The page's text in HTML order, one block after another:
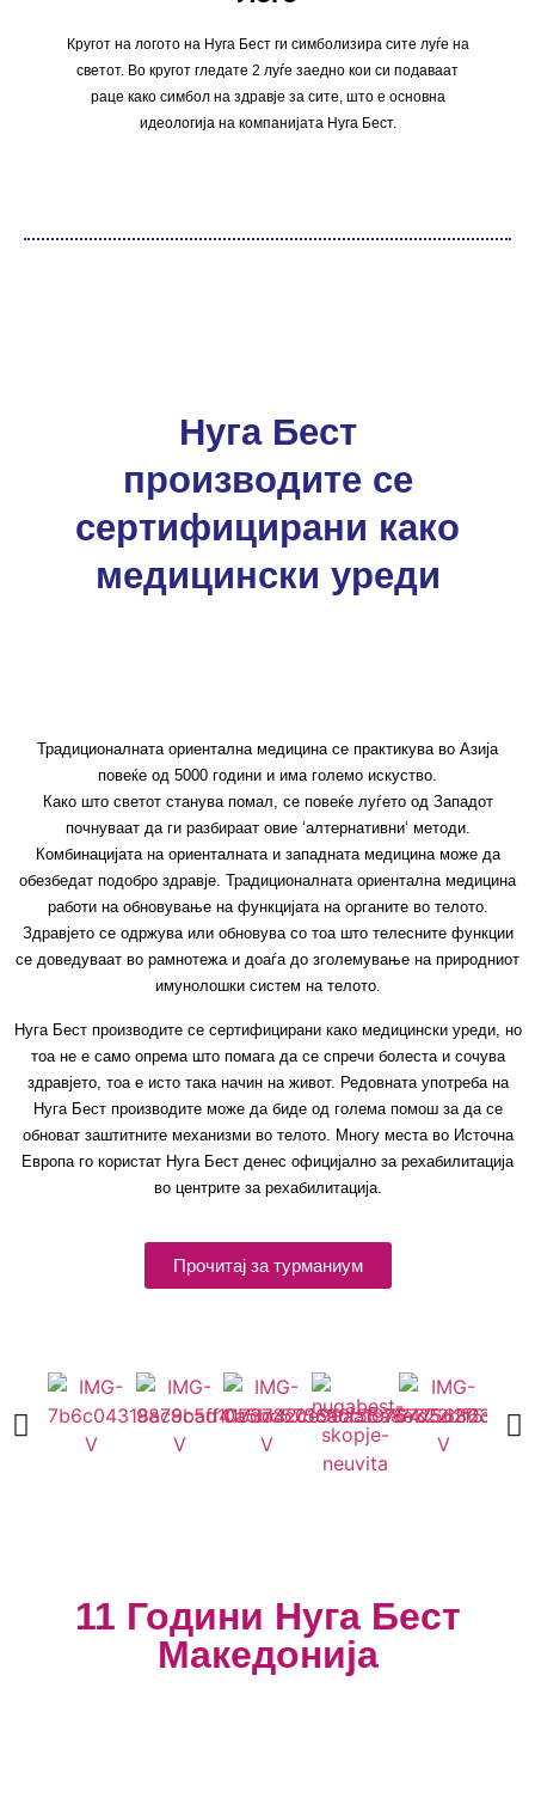
Кругот на логото на Нуга Бест ги симболизира сите луѓе на
светот. Во кругот гледате 2 луѓе заедно кои си подаваат
раце како симбол на здравје за сите, што е основна
идеологија на компанијата Нуга Бест.
Нуга Бест
производите се
сертифицирани како
медицински уреди
Традиционалната ориентална медицина се практикува во Азија
повеќе од 5000 години и има големо искуство.
Како што светот станува помал, се повеќе луѓето од Западот
почнуваат да ги разбираат овие ‘алтернативни‘ методи.
Комбинацијата на ориенталната и западната медицина може да
обезбедат подобро здравје. Традиционалната ориентална медицина
работи на обновување на функцијата на органите во телото.
Здравјето се одржува или обновува со тоа што телесните функции
се доведуваат во рамнотежа и доаѓа до зголемување на природниот
имунолошки систем на телото.
Нуга Бест производите се сертифицирани како медицински уреди, но
тоа не е само опрема што помага да се спречи болеста и сочува
здравјето, тоа е исто така начин на живот. Редовната употреба на
Нуга Бест производите може да биде од голема помош за да се
обноват заштитните механизми во телото. Многу места во Источна
Европа го користат Нуга Бест денес официјално за рехабилитација
во центрите за рехабилитација.
Прочитај за турманиум
11 Години Нуга Бест
Македонија